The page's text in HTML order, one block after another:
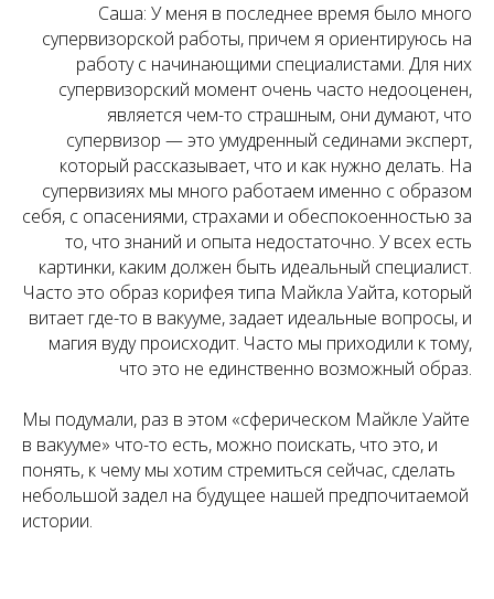
Саша: У меня в последнее время было много
супервизорской работы, причем я ориентируюсь на
работу с начинающими специалистами. Для них
супервизорский момент очень часто недооценен,
является чем-то страшным, они думают, что
супервизор — это умудренный сединами эксперт,
который рассказывает, что и как нужно делать. На
супервизиях мы много работаем именно с образом
себя, с опасениями, страхами и обеспокоенностью за
то, что знаний и опыта недостаточно. У всех есть
картинки, каким должен быть идеальный специалист.
Часто это образ корифея типа Майкла Уайта, который
витает где-то в вакууме, задает идеальные вопросы, и
магия вуду происходит. Часто мы приходили к тому,
что это не единственно возможный образ.
Мы подумали, раз в этом «сферическом Майкле Уайте
в вакууме» что-то есть, можно поискать, что это, и
понять, к чему мы хотим стремиться сейчас, сделать
небольшой задел на будущее нашей предпочитаемой
истории.